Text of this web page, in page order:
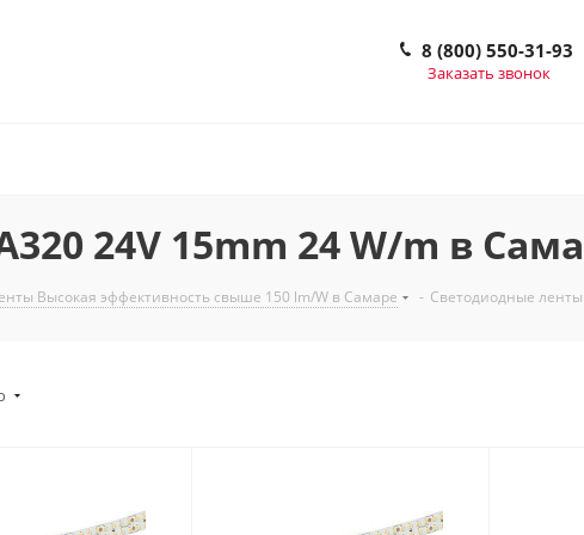
8 (800) 550-31-93
Заказать звонок
24V 15mm 24 W/m в
Высокая эффективность свыше 150 lm/W в Самаре - Светодиодные